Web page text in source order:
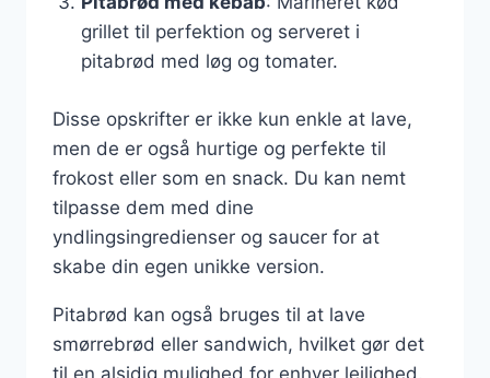
grillet til perfektion og serveret i
pitabrød med løg og tomater.
Disse opskrifter er ikke kun enkle at lave,
men de er også hurtige og perfekte til
frokost eller som en snack. Du kan nemt
tilpasse dem med dine
yndlingsingredienser og saucer for at
skabe din egen unikke version.
Pitabrød kan også bruges til at lave
smørrebrød eller sandwich, hvilket gør det
til en alsidig mulighed for enhver lejlighed.